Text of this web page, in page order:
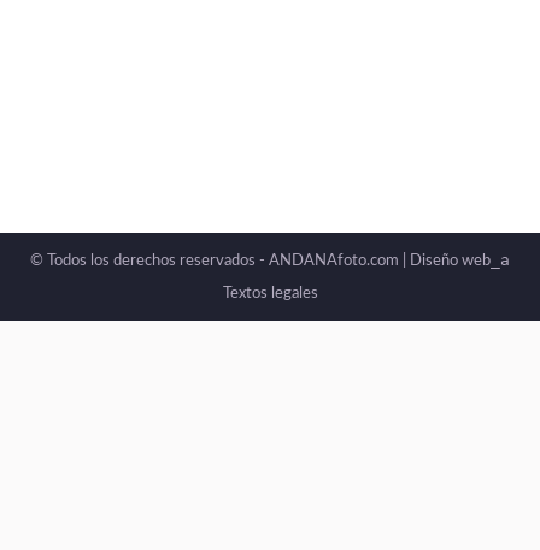
© Todos los derechos reservados - ANDANAfoto.com | Diseño web _a
Textos legales